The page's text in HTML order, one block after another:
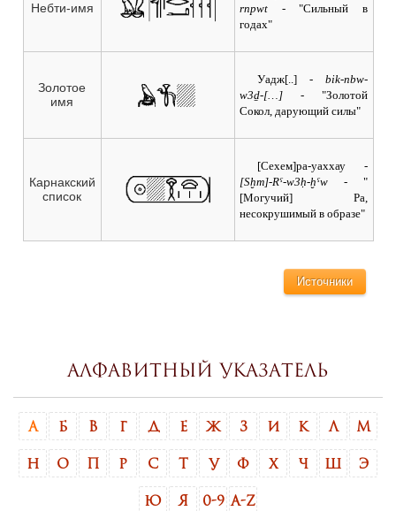
Небти-имя
rnpwt - "Сильный в
годах"
Золотое
имя
Уадж[..] - bik-nbw-
w3ḏ-[…] - "Золотой
Сокол, дарующий силы"
Карнакский
список
[Сехем]ра-уаххау -
[Sḫm]-Rˁ-w3ḥ-ḫˁw - "
[Могучий] Ра,
несокрушимый в образе"
Источники
Алфавитный указатель
А Б В Г Д Е Ж З И К Л М
Н О Р С Т У Ф Х Ч Э
Ю Я 0-9 A-Z